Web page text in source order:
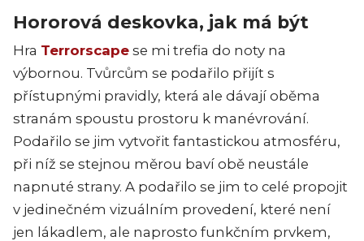
Hororová deskovka, jak má být
Hra Terrorscape se mi trefia do noty na
výbornou. Tvůrcům se podařilo přijít s
přístupnými pravidly, která ale dávají oběma
stranám spoustu prostoru k manévrování.
Podařilo se jim vytvořit fantastickou atmosféru,
při níž se stejnou měrou baví obě neustále
napnuté strany. A podařilo se jim to celé propojit
v jedinečném vizuálním provedení, které není
jen lákadlem, ale naprosto funkčním prvkem,